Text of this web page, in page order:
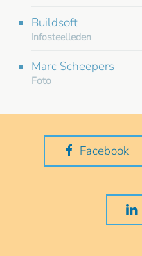
Buildsoft
Infosteelleden
Marc Scheepers
Foto
Facebook